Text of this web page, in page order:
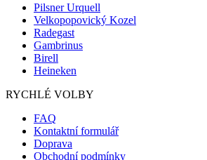
Pilsner Urquell
Velkopopovický Kozel
Radegast
Gambrinus
Birell
Heineken
RYCHLÉ VOLBY
FAQ
Kontaktní formulář
Doprava
Obchodní podmínky